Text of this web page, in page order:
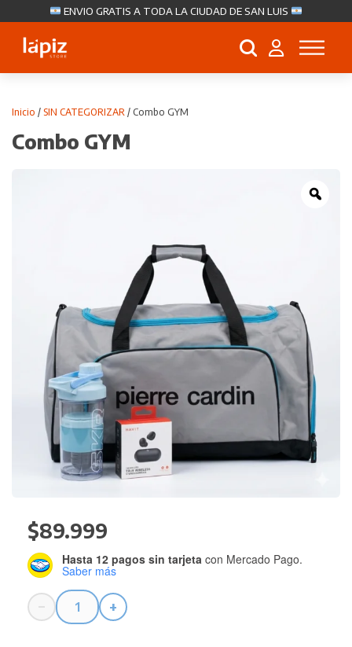
ENVIO GRATIS A TODA LA CIUDAD DE SAN LUIS
Búsqueda
Inicio / SIN CATEGORIZAR / Combo GYM
Combo GYM
$89.999
Hasta 12 pagos sin tarjeta con Mercado Pago.
Saber más
−
Combo
+